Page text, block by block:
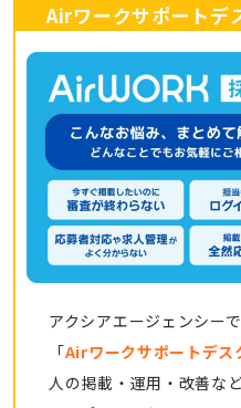
Airワークサポートデ
アクシアエージェンシー
「Airワークサポートデス
人の掲載・運用・改善な